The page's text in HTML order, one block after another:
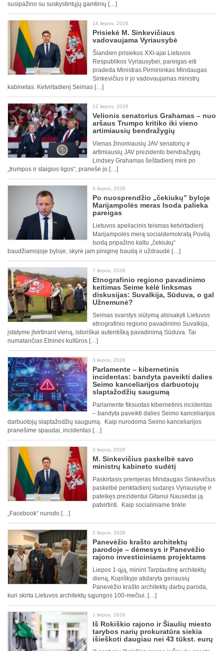
susipažino su suskystintųjų gamtinių […]
14 liepos, 2026
Prisiekė M. Sinkevičiaus
vadovaujama Vyriausybė
Šiandien prisiekus XXI-ajai Lietuvos
Respublikos Vyriausybei, pareigas eiti
pradeda Ministras Pirmininkas Mindaugas
Sinkevičius ir jo vadovaujamas ministrų
kabinetas. Ketvirtadienį Seimas […]
12 liepos, 2026
Velionis senatorius Grahamas – nuo
aršaus Trumpo kritiko iki vieno
artimiausių bendražygių
Vienas žinomiausių JAV senatorių ir
artimiausių JAV prezidento bendražygių
Lindsey Grahamas šeštadienį mirė po
„trumpos ir staigios ligos“, pranešė jo […]
9 liepos, 2026
Po nuosprendžio „čekiukų” byloje
Marijampolės meras Isoda palieka
pareigas
Lietuvos apeliacinis teismas ketvirtadienį
Marijampolės merą socialdemokratą Povilą
Isodą pripažino kaltu „čekiukų“
baudžiamojoje byloje, skyrė jam piniginę baudą ir uždraudė […]
7 liepos, 2026
Etnografinio regiono pavadinimo
keitimas Seime kėlė linksmas
diskusijas: Suvalkija, Sūduva, o gal
Užnemunė?
Seimas svarstys siūlymą atsisakyti Lietuvos
etnografinio regiono pavadinimo Suvalkija,
įstatyme įtvirtinant vieną, istoriškai autentišką pavadinimą Sūduva. Tai
numatančias Etninės kultūros […]
3 liepos, 2026
Parlamente – kibernetinis
incidentas: bandyta paveikti dalies
Seimo kanceliarijos darbuotojų
slaptažodžių saugumą
Parlamente fiksuotas kibernetinis incidentas
– bandyta paveikti dalies Seimo kanceliarijos
darbuotojų slaptažodžių saugumą. Kaip nurodoma Seimo kanceliarijos
pranešime spaudai, incidentas […]
3 liepos, 2026
M. Sinkevičius paskelbė savo
ministrų kabineto sudėtį
Paskirtasis premjeras Mindaugas Sinkevičius
paskelbė penktadienį sudaręs Vyriausybę ir
pateikęs prezidentui Gitanui Nausėdai ją
patvirtinti. Kaip socialiniame tinkle
„Facebook“ nurodo […]
2 liepos, 2026
Panevėžio krašto architektų
parodoje – dėmesys ir Panevėžio
rajono investiciniams projektams
Liepos 1-ąją, minint Tarptautinę architektų
dieną, Kupiškyje atidaryta geriausių
Panevėžio krašto architektų darbų paroda,
kuri skirta Lietuvos architektų sąjungos 100-mečiui. […]
1 liepos, 2026
Iš Rokiškio rajono ir Šiaulių miesto
tarybos narių prokuratūra siekia
išieškoti daugiau nei 43 tūkst. eurų